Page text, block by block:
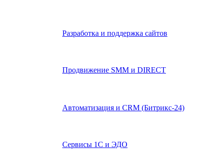
Разработка и поддержка сайтов
Продвижение SMM и DIRECT
Автоматизация и СRМ (Битрикс-24)
Сервисы 1С и ЭДО